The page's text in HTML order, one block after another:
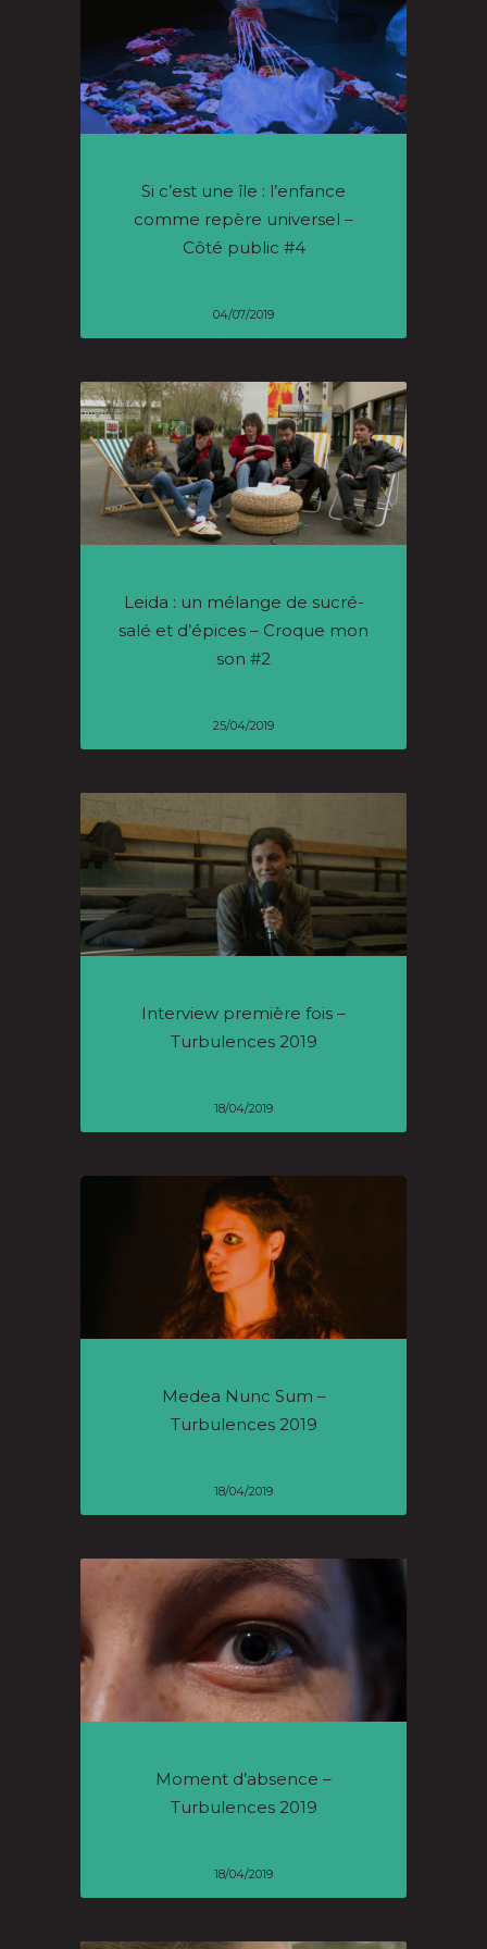
Si c’est une île : l’enfance
comme repère universel –
Côté public #4
04/07/2019
Leida : un mélange de sucré-
salé et d’épices – Croque mon
son #2
25/04/2019
Interview première fois –
Turbulences 2019
18/04/2019
Medea Nunc Sum –
Turbulences 2019
18/04/2019
Moment d’absence –
Turbulences 2019
18/04/2019